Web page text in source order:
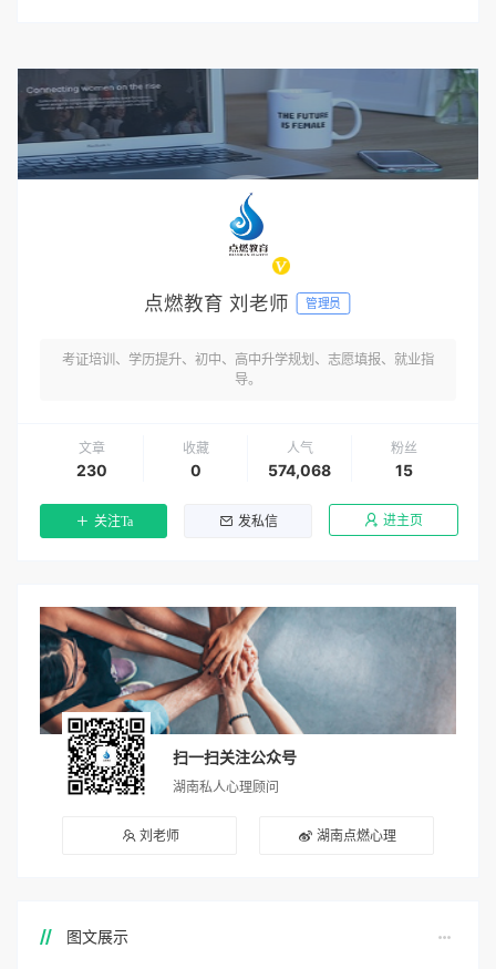
点燃教育 刘老师 管理员
考证培训、学历提升、初中、高中升学规划、志愿填报、就业指
导。
文章
230
收藏
0
人气
574,068
粉丝
15
关注Ta 发私信 进主页
扫一扫关注公众号
湖南私人心理顾问
刘老师 湖南点燃心理
图文展示